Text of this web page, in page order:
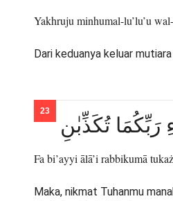
Yakhruju minhumal-lu’lu’u
Dari keduanya keluar mutiara
تُكَذِّبٰنِ
Fa bi’ayyi ālā’i rabbikumā
Maka, nikmat Tuhanmu